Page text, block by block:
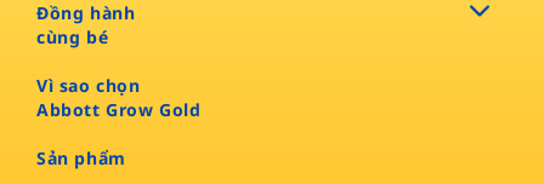
Đồng hành
cùng bé
Vì sao chọn
Abbott Grow Gold​
Sản phẩm​